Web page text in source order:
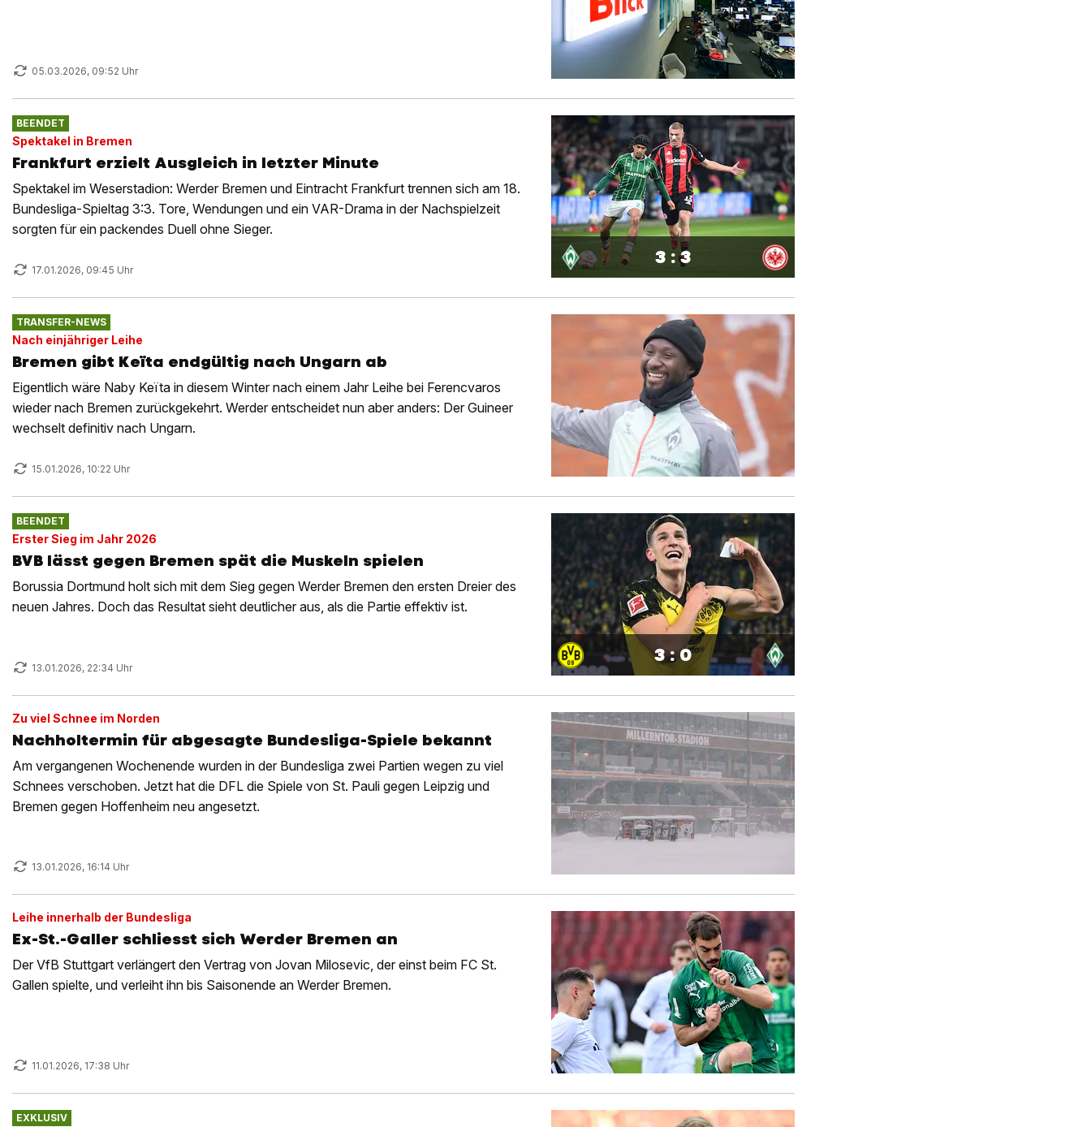
05.03.2026, 09:52 Uhr
BEENDET
Spektakel in Bremen
Frankfurt erzielt Ausgleich in letzter Minute
Spektakel im Weserstadion: Werder Bremen und Eintracht Frankfurt trennen sich am 18.
Bundesliga-Spieltag 3:3. Tore, Wendungen und ein VAR-Drama in der Nachspielzeit
sorgten für ein packendes Duell ohne Sieger.
17.01.2026, 09:45 Uhr
3 : 3
TRANSFER-NEWS
Nach einjähriger Leihe
Bremen gibt Keïta endgültig nach Ungarn ab
Eigentlich wäre Naby Keïta in diesem Winter nach einem Jahr Leihe bei Ferencvaros
wieder nach Bremen zurückgekehrt. Werder entscheidet nun aber anders: Der Guineer
wechselt definitiv nach Ungarn.
15.01.2026, 10:22 Uhr
BEENDET
Erster Sieg im Jahr 2026
BVB lässt gegen Bremen spät die Muskeln spielen
Borussia Dortmund holt sich mit dem Sieg gegen Werder Bremen den ersten Dreier des
neuen Jahres. Doch das Resultat sieht deutlicher aus, als die Partie effektiv ist.
13.01.2026, 22:34 Uhr
3 : 0
Zu viel Schnee im Norden
Nachholtermin für abgesagte Bundesliga-Spiele bekannt
Am vergangenen Wochenende wurden in der Bundesliga zwei Partien wegen zu viel
Schnees verschoben. Jetzt hat die DFL die Spiele von St. Pauli gegen Leipzig und
Bremen gegen Hoffenheim neu angesetzt.
13.01.2026, 16:14 Uhr
Leihe innerhalb der Bundesliga
Ex-St.-Galler schliesst sich Werder Bremen an
Der VfB Stuttgart verlängert den Vertrag von Jovan Milosevic, der einst beim FC St.
Gallen spielte, und verleiht ihn bis Saisonende an Werder Bremen.
11.01.2026, 17:38 Uhr
EXKLUSIV